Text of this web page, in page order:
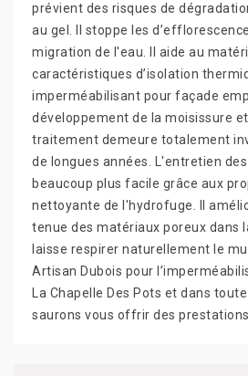
prévient des risques de
au gel. Il stoppe les
migration de l'eau. Il aide au
caractéristiques d’isolation
imperméabilisant pour façade
développement de la moisissure
traitement demeure totalement
de longues années. L'entretien
beaucoup plus facile grâce aux
nettoyante de l'hydrofuge. Il
tenue des matériaux poreux dans
laisse respirer naturellement le
Artisan Dubois pour
La Chapelle Des Pots et dans
saurons vous offrir des